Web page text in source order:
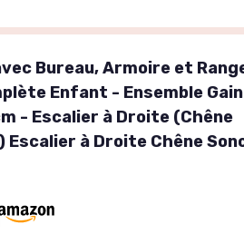
Bureau, Armoire et
Enfant - Ensemble
- Escalier à Droite (Chêne
à Droite Chêne